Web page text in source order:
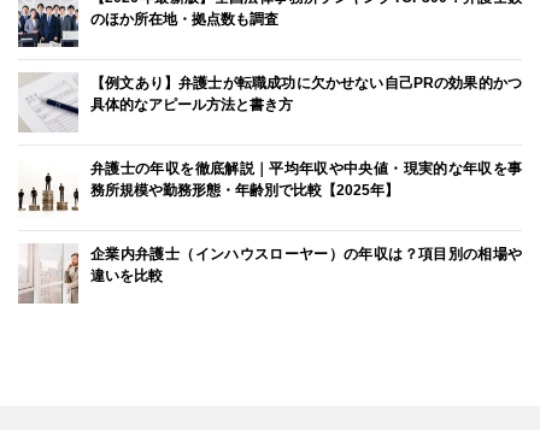
のほか所在地・拠点数も調査
【例文あり】弁護士が転職成功に欠かせない自己PRの効果的かつ
具体的なアピール方法と書き方
弁護士の年収を徹底解説｜平均年収や中央値・現実的な年収を事
務所規模や勤務形態・年齢別で比較【2025年】
企業内弁護士（インハウスローヤー）の年収は？項目別の相場や
違いを比較